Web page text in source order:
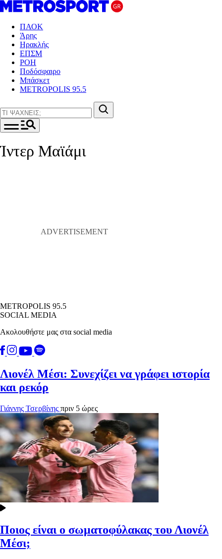
ΠΑΟΚ
Άρης
Ηρακλής
ΕΠΣΜ
ΡΟΗ
Ποδόσφαιρο
Μπάσκετ
METROPOLIS 95.5
Ίντερ Μαϊάμι
METROPOLIS 95.5
SOCIAL MEDIA
Ακολουθήστε μας στα social media
Λιονέλ Μέσι: Συνεχίζει να γράφει ιστορία
και ρεκόρ
Γιάννης Τσερβίνης πριν 5 ώρες
Ποιος είναι ο σωματοφύλακας του Λιονέλ
Μέσι;